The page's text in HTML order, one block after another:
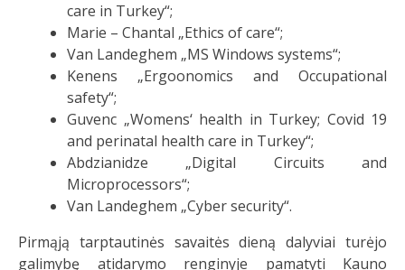
care in Turkey“;
Marie – Chantal „Ethics of care“;
Van Landeghem „MS Windows systems“;
Kenens „Ergoonomics and Occupational
safety“;
Guvenc „Womens‘ health in Turkey; Covid 19
and perinatal health care in Turkey“;
Abdzianidze „Digital Circuits and
Microprocessors“;
Van Landeghem „Cyber security“.
Pirmąją tarptautinės savaitės dieną dalyviai turėjo
galimybę atidarymo renginyje pamatyti Kauno